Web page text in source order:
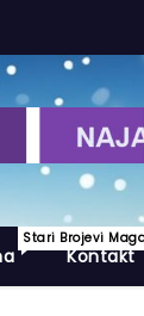
Stari Brojevi
Kontakt